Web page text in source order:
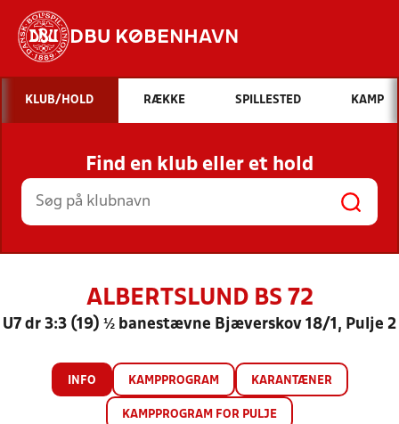
DBU KØBENHAVN
Hvad vil du søge efter?
INDHOLD OG NYHEDER
STILLINGER, RESULTATER, KLUBBER OG
HOLD
KLUB/HOLD RÆKKE SPILLESTED KAMP
Find en klub eller et hold
ALBERTSLUND BS 72
U7 dr 3:3 (19) ½ banestævne Bjæverskov 18/1, Pulje 2
INFO KAMPPROGRAM KARANTÆNER
KAMPPROGRAM FOR PULJE